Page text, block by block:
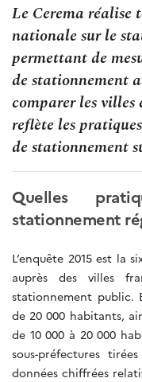
Le Cerema réalise
nationale sur le
permettant de
de stationnement
comparer les villes
reflète les
de stationnement
Quelles
stationnement
L’enquête 2015 est la
auprès des villes
stationnement public.
de 20 000 habitants,
de 10 000 à 20 000
sous-préfectures
données chiffrées